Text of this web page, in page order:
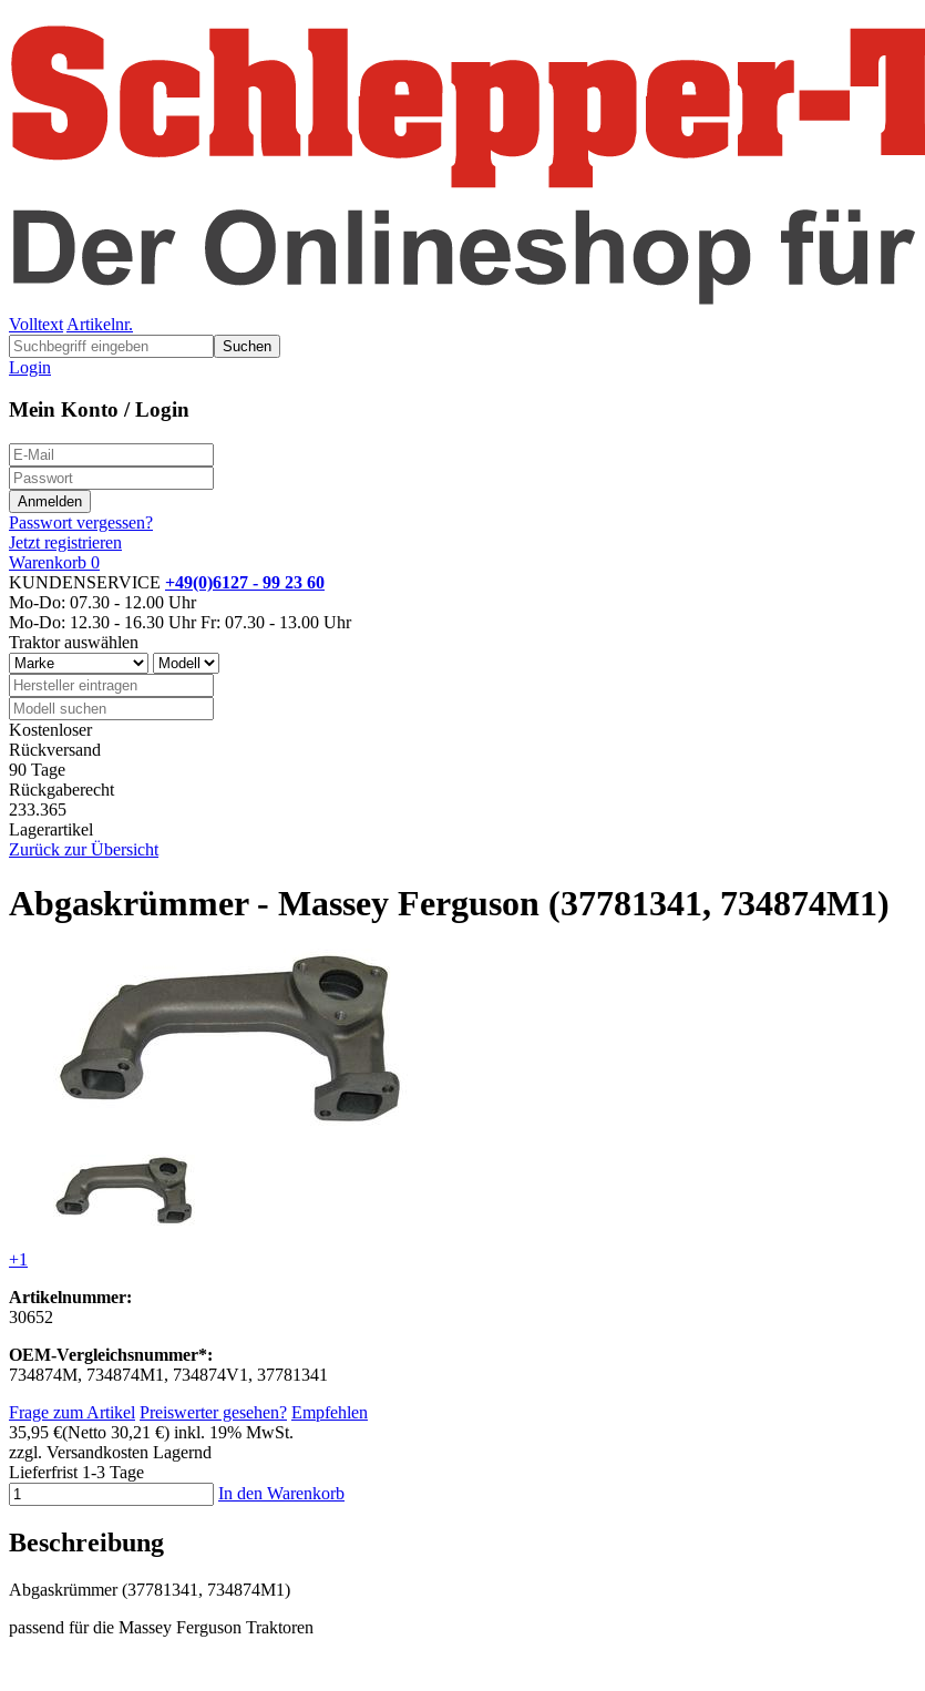
Volltext Artikelnr.
Suchen
Login
Mein Konto / Login
Passwort vergessen?
Jetzt registrieren
Warenkorb 0
KUNDENSERVICE +49(0)6127 - 99 23 60
Mo-Do: 07.30 - 12.00 Uhr
Mo-Do: 12.30 - 16.30 Uhr Fr: 07.30 - 13.00 Uhr
Traktor auswählen
Kostenloser
Rückversand
90 Tage
Rückgaberecht
233.365
Lagerartikel
Zurück zur Übersicht
Abgaskrümmer - Massey Ferguson (37781341, 734874M1)
+1
Artikelnummer:
30652
OEM-Vergleichsnummer*:
734874M, 734874M1, 734874V1, 37781341
Frage zum Artikel Preiswerter gesehen? Empfehlen
35,95 €(Netto 30,21 €) inkl. 19% MwSt.
zzgl. Versandkosten Lagernd
Lieferfrist 1-3 Tage
In den Warenkorb
Beschreibung
Abgaskrümmer (37781341, 734874M1)
passend für die Massey Ferguson Traktoren